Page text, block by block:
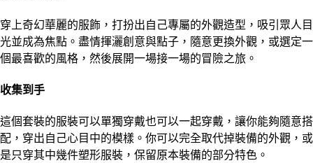
穿上奇幻華麗的服飾，打扮出自己專屬的外觀造型，吸引眾人目
光並成為焦點。盡情揮灑創意與點子，隨意更換外觀，或選定一
個最喜歡的風格，然後展開一場接一場的冒險之旅。
收集到手
這個套裝的服裝可以單獨穿戴也可以一起穿戴，讓你能夠隨意搭
配，穿出自己心目中的模樣。你可以完全取代掉裝備的外觀，或
是只穿其中幾件塑形服裝，保留原本裝備的部分特色。